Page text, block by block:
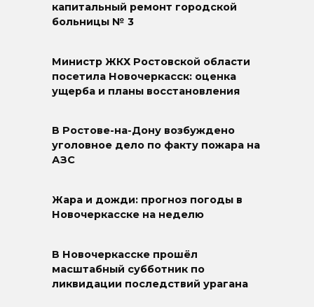
капитальный ремонт городской
больницы № 3
Министр ЖКХ Ростовской области
посетила Новочеркасск: оценка
ущерба и планы восстановления
В Ростове-на-Дону возбуждено
уголовное дело по факту пожара на
АЗС
Жара и дожди: прогноз погоды в
Новочеркасске на неделю
В Новочеркасске прошёл
масштабный субботник по
ликвидации последствий урагана